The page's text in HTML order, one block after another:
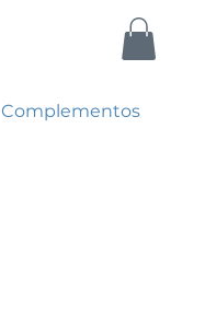
Complementos